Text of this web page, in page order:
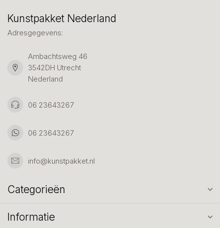
Kunstpakket Nederland
Adresgegevens:
Ambachtsweg 46
3542DH Utrecht
Nederland
06 23643267
06 23643267
info@kunstpakket.nl
Categorieën
Informatie